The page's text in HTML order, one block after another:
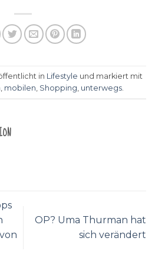
in Lifestyle und markiert mit
mobilen Shopping unterwegs
OP? Uma Thurman hat
sich verändert